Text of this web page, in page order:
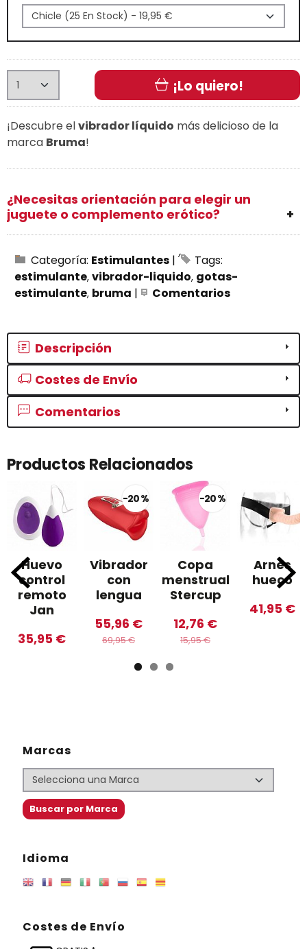
Marcas
Idioma
Costes de Envío
¡Lo quiero!
¡Descubre elvibrador líquido más delicioso de la
marca Bruma!
¿Necesitas orientación para elegir un
juguete o complemento erótico?
Categoría: Estimulantes |
Tags:
estimulante vibrador-liquido gotas-
estimulante bruma | Comentarios
Descripción
Costes de Envío
Comentarios
Productos Relacionados
Huevo
control
remoto
Jan
35,95 €
-20 %
Vibrador
con
lengua
55,96 €
69,95 €
-20 %
Copa
menstrual
Stercup
12,76 €
15,95 €
Arnés
hueco
41,95 €